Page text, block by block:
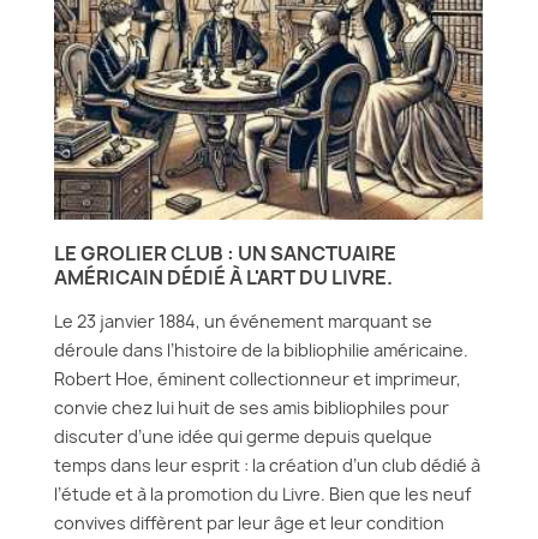
LE GROLIER CLUB : UN SANCTUAIRE
AMÉRICAIN DÉDIÉ À L'ART DU LIVRE.
Le 23 janvier 1884, un événement marquant se
déroule dans l’histoire de la bibliophilie américaine.
Robert Hoe, éminent collectionneur et imprimeur,
convie chez lui huit de ses amis bibliophiles pour
discuter d’une idée qui germe depuis quelque
temps dans leur esprit : la création d’un club dédié à
l’étude et à la promotion du Livre. Bien que les neuf
convives diffèrent par leur âge et leur condition